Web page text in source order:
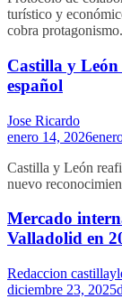
turístico y
cobra
Castilla y
español
Jose Ricardo
enero 14, 2026
Castilla y León
nuevo
Mercado
Valladolid en
Redaccion
diciembre 23, 2025